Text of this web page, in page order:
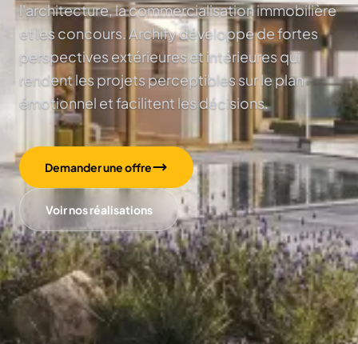
l'architecture, la commercialisation immobilière
et les concours. Archify développe de fortes
perspectives extérieures et intérieures qui
rendent les projets perceptibles sur le plan
émotionnel et facilitent les décisions.
Demander une offre
Voir nos réalisations